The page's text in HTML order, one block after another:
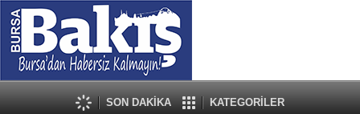
SON DAKİKA KATEGORİLER